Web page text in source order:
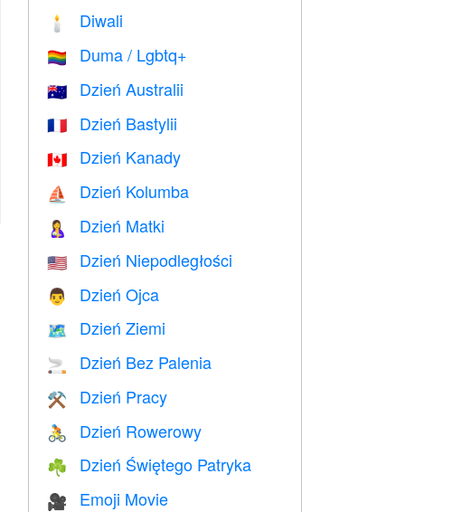
🕯 Diwali
🏳️‍🌈 Duma / Lgbtq+
🇦🇺 Dzień Australii
🇫🇷 Dzień Bastylii
🇨🇦 Dzień Kanady
⛵️ Dzień Kolumba
🤱 Dzień Matki
🇺🇸 Dzień Niepodległości
👨 Dzień Ojca
🗺️ Dzień Ziemi
🚬 Dzień Bez Palenia
⚒️ Dzień Pracy
🚴 Dzień Rowerowy
☘️ Dzień Świętego Patryka
🎥 Emoji Movie